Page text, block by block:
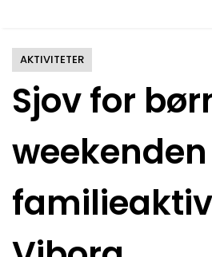
Sjov for
AKTIVITETER